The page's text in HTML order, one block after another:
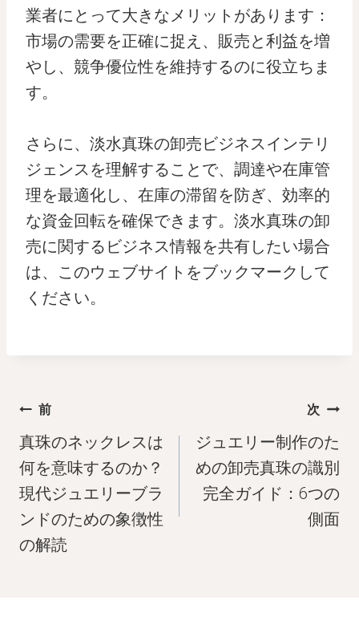
業者にとって大きなメリットがあります：
市場の需要を正確に捉え、販売と利益を増
やし、競争優位性を維持するのに役立ちま
す。
さらに、淡水真珠の卸売ビジネスインテリ
ジェンスを理解することで、調達や在庫管
理を最適化し、在庫の滞留を防ぎ、効率的
な資金回転を確保できます。淡水真珠の卸
売に関するビジネス情報を共有したい場合
は、このウェブサイトをブックマークして
ください。
投
稿
ナ
ビ
ゲ
ー
前
真珠のネックレスは
何を意味するのか？
現代ジュエリーブラ
ンドのための象徴性
の解読
次
ジュエリー制作のた
めの卸売真珠の識別
完全ガイド：6つの
側面